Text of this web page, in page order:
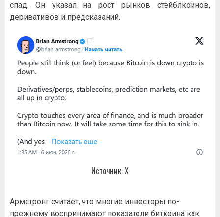
спад. Он указал на рост рынков стейблкоинов,
деривативов и предсказаний.
Источник: Х
Армстронг считает, что многие инвесторы по-
прежнему воспринимают показатели биткоина как